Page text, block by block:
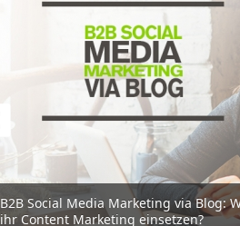
B2B Social Media Marketing via Blog:
ihr Content Marketing einsetzen?
Social Media Marketing für
Gesundheitsbranche